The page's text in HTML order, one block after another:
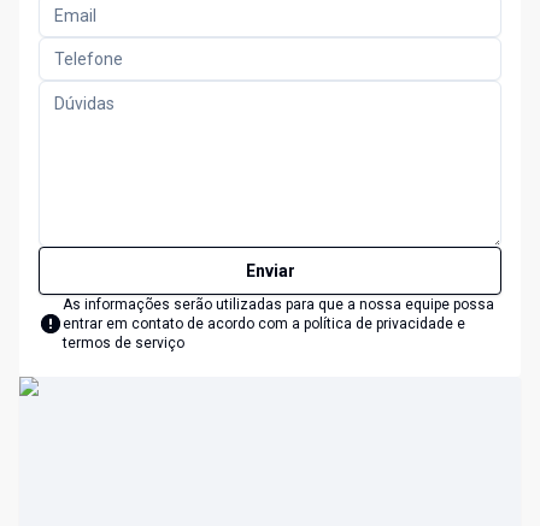
Enviar
As informações serão utilizadas para que a nossa equipe possa
entrar em contato de acordo com a política de privacidade e
termos de serviço